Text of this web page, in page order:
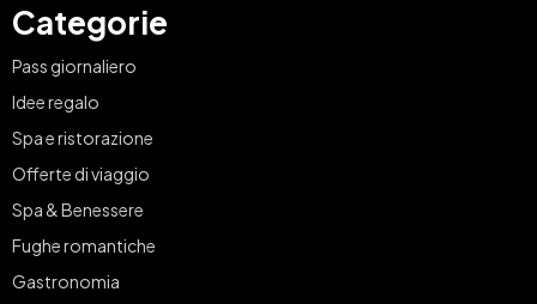
Categorie
Pass giornaliero
Idee regalo
Spa e ristorazione
Offerte di viaggio
Spa & Benessere
Fughe romantiche
Gastronomia